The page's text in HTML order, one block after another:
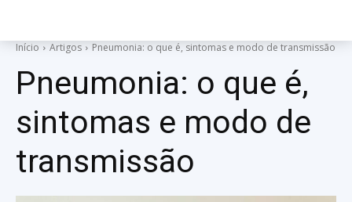
Início Artigos Pneumonia: o que é, sintomas e modo de transmissão
Pneumonia: o que é,
sintomas e modo de
transmissão